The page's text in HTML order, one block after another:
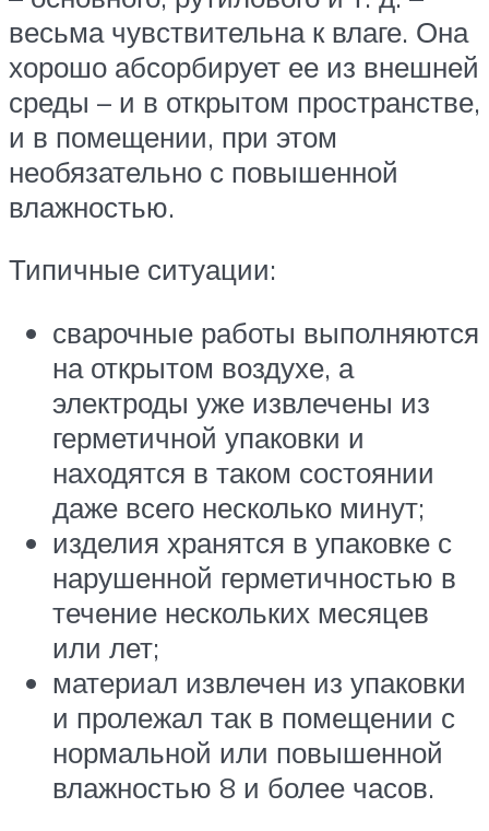
весьма чувствительна к влаге. Она
хорошо абсорбирует ее из внешней
среды – и в открытом пространстве,
и в помещении, при этом
необязательно с повышенной
влажностью.
Типичные ситуации:
сварочные работы выполняются
на открытом воздухе, а
электроды уже извлечены из
герметичной упаковки и
находятся в таком состоянии
даже всего несколько минут;
изделия хранятся в упаковке с
нарушенной герметичностью в
течение нескольких месяцев
или лет;
материал извлечен из упаковки
и пролежал так в помещении с
нормальной или повышенной
влажностью 8 и более часов.